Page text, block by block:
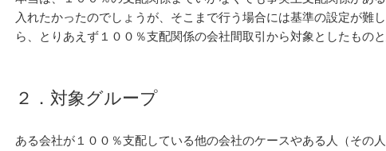
入れたかったのでしょうが、そこまで行う場合には基準の設定が難
ら、とりあえず１００％支配関係の会社間取引から対象としたものと
２．対象グループ
ある会社が１００％支配している他の会社のケースやある人（その